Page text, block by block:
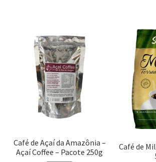
Café de Açaí da Amazônia –
Açaí Coffee – Pacote 250g
Café de